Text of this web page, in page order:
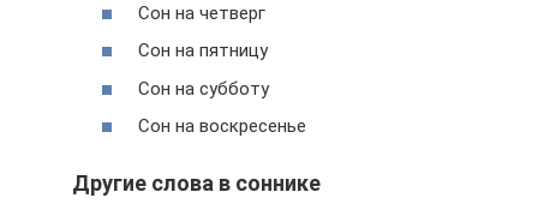
Сон на четверг
Сон на пятницу
Сон на субботу
Сон на воскресенье
Другие слова в соннике